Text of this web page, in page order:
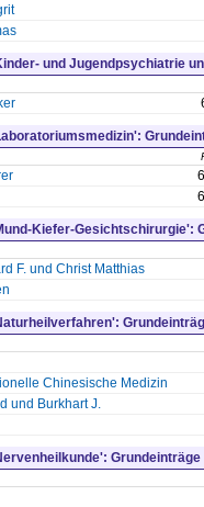
und Jugendpsychiatrie
Kiefer-Gesichtschirurgie':
F. und Christ Matthias
Chinesische Medizin
und Burkhart J.
Grundeinträge